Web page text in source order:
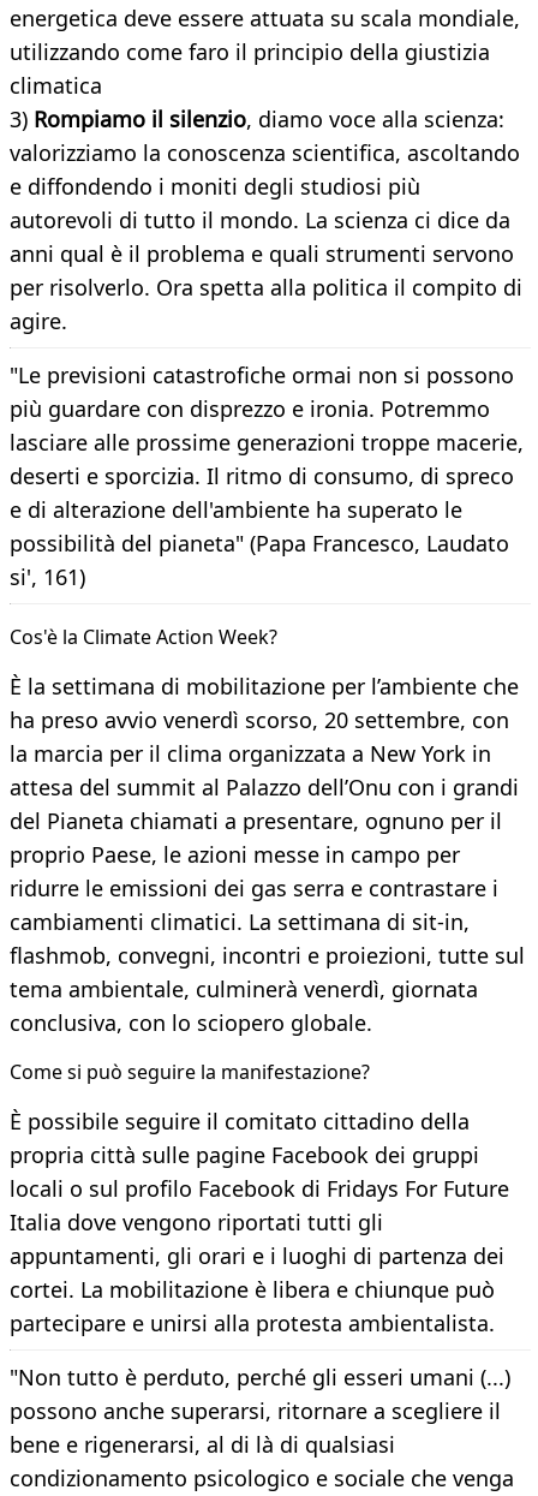
energetica deve essere attuata su scala mondiale,
utilizzando come faro il principio della giustizia
climatica
3) Rompiamo il silenzio, diamo voce alla scienza:
valorizziamo la conoscenza scientifica, ascoltando
e diffondendo i moniti degli studiosi più
autorevoli di tutto il mondo. La scienza ci dice da
anni qual è il problema e quali strumenti servono
per risolverlo. Ora spetta alla politica il compito di
agire.
"Le previsioni catastrofiche ormai non si possono
più guardare con disprezzo e ironia. Potremmo
lasciare alle prossime generazioni troppe macerie,
deserti e sporcizia. Il ritmo di consumo, di spreco
e di alterazione dell'ambiente ha superato le
possibilità del pianeta" (Papa Francesco, Laudato
si', 161)
Cos'è la Climate Action Week?
È la settimana di mobilitazione per l’ambiente che
ha preso avvio venerdì scorso, 20 settembre, con
la marcia per il clima organizzata a New York in
attesa del summit al Palazzo dell’Onu con i grandi
del Pianeta chiamati a presentare, ognuno per il
proprio Paese, le azioni messe in campo per
ridurre le emissioni dei gas serra e contrastare i
cambiamenti climatici. La settimana di sit-in,
flashmob, convegni, incontri e proiezioni, tutte sul
tema ambientale, culminerà venerdì, giornata
conclusiva, con lo sciopero globale.
Come si può seguire la manifestazione?
È possibile seguire il comitato cittadino della
propria città sulle pagine Facebook dei gruppi
locali o sul profilo Facebook di Fridays For Future
Italia dove vengono riportati tutti gli
appuntamenti, gli orari e i luoghi di partenza dei
cortei. La mobilitazione è libera e chiunque può
partecipare e unirsi alla protesta ambientalista.
"Non tutto è perduto, perché gli esseri umani (...)
possono anche superarsi, ritornare a scegliere il
bene e rigenerarsi, al di là di qualsiasi
condizionamento psicologico e sociale che venga